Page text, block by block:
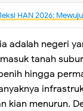
HAN 2026:
adalah negeri
tanah
hingga
kian menurun.